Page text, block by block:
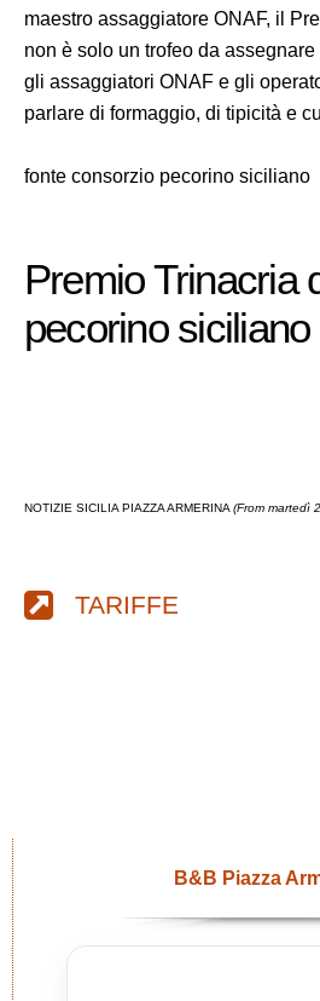
maestro assaggiatore ONAF, il
non è solo un trofeo da
gli assaggiatori ONAF e gli
parlare di formaggio, di tipicità e
fonte consorzio pecorino siciliano
Premio Trinacria
pecorino siciliano
NOTIZIE SICILIA PIAZZA ARMERINA (From martedì
TARIFFE
B&B Piazza